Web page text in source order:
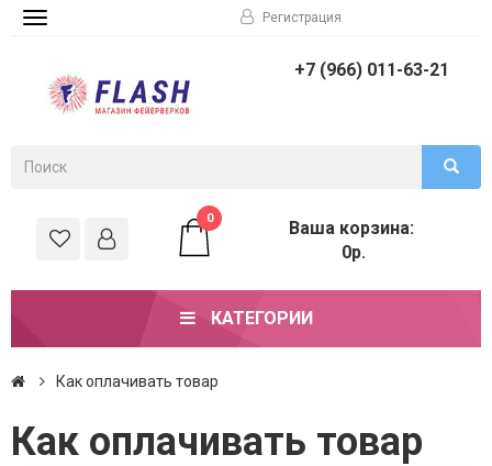
Toggle
Регистрация
+7 (966) 011-63-21
0
Ваша корзина:
0р.
КАТЕГОРИИ
Как оплачивать товар
Как оплачивать товар